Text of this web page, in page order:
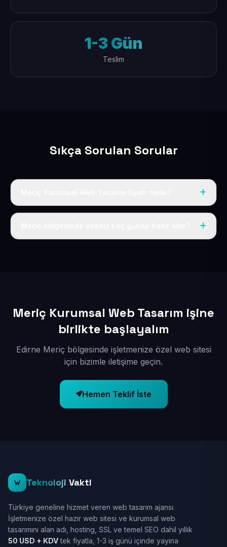
1-3 Gün
Teslim
Sıkça Sorulan Sorular
Tek fiyat uygulanır: yıllık 50 USD + KDV. Bu bedele alan
Meriç Kurumsal Web Tasarım işine
birlikte başlayalım
Edirne Meriç bölgesinde işletmenize özel web sitesi
için bizimle iletişime geçin.
Hemen Teklif İste
Teknoloji Vakti
Türkiye geneline hizmet veren web tasarım ajansı.
İşletmenize özel hazır web sitesi ve kurumsal web
tasarımını alan adı, hosting, SSL ve temel SEO dahil yıllık
50 USD + KDVtek fiyatla, 1-3 iş günü içinde yayına